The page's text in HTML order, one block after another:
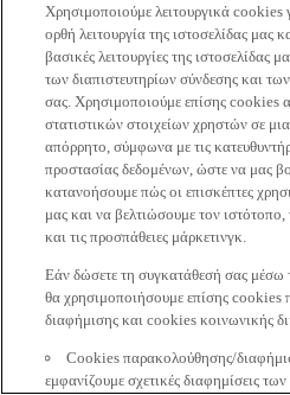
Χρησιμοποιούμε λειτουργικά cookies
ορθή λειτουργία της ιστοσελίδας μας
βασικές λειτουργίες της
των διαπιστευτηρίων σύνδεσης και
σας. Χρησιμοποιούμε επίσης cookies
στατιστικών στοιχείων χρηστών σε
απόρρητο, σύμφωνα με τις
προστασίας δεδομένων, ώστε να μας
κατανοήσουμε πώς οι επισκέπτες
μας και να βελτιώσουμε τον ιστότοπο,
και τις προσπάθειες μάρκετινγκ.
Εάν δώσετε τη συγκατάθεσή σας μέσω
θα χρησιμοποιήσουμε επίσης
διαφήμισης και cookies κοινωνικής
Cookies παρακολούθησης/
εμφανίζουμε σχετικές διαφημίσεις